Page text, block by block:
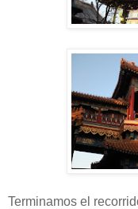
Terminamos el